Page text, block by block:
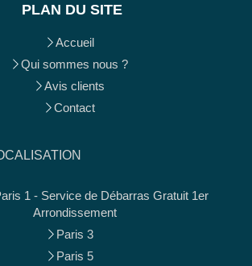
PLAN DU SITE
Accueil
Qui sommes nous ?
Avis clients
Contact
1 - Service de Débarras Gratuit 1er
Arrondissement
Paris 3
Paris 5